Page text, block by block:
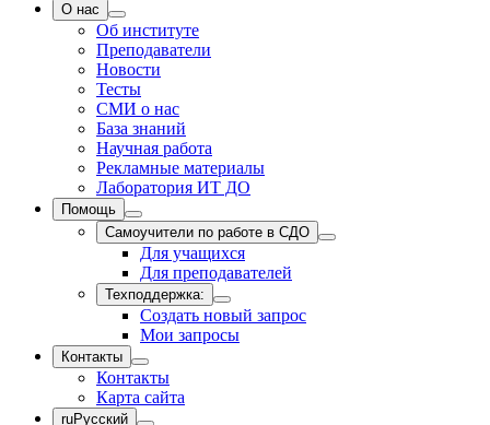
О нас
Об институте
Преподаватели
Новости
Тесты
СМИ о нас
База знаний
Научная работа
Рекламные материалы
Лаборатория ИТ ДО
Помощь
Самоучители по работе в СДО
Для учащихся
Для преподавателей
Техподдержка:
Создать новый запрос
Мои запросы
Контакты
Контакты
Карта сайта
ruРусский